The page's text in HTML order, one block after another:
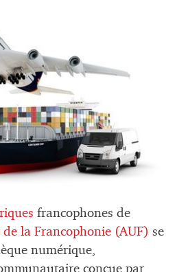
francophones de
la Francophonie (AUF) se
numérique,
conçue par